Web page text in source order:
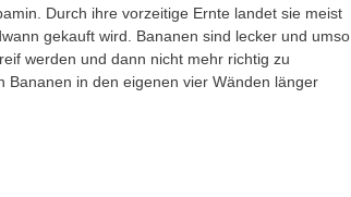
Durch ihre vorzeitige Ernte landet sie meist
gekauft wird. Bananen sind lecker und umso
werden und dann nicht mehr richtig zu
Bananen in den eigenen vier Wänden länger